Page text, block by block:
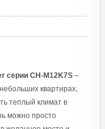
серии CH-M12K7S –
квартирах,
теплый климат в
можно просто